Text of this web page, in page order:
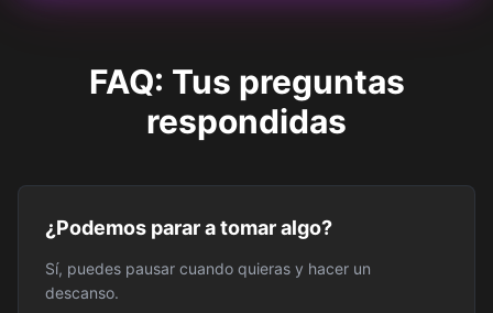
FAQ: Tus preguntas
respondidas
¿Podemos parar a tomar algo?
Sí, puedes pausar cuando quieras y hacer un
descanso.